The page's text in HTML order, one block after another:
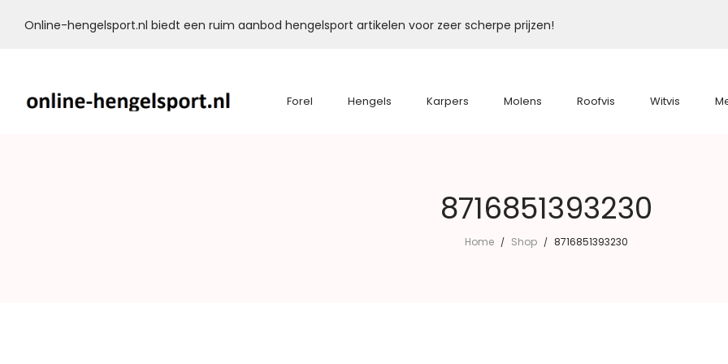
Online-hengelsport.nl biedt een ruim aanbod hengelsport artikelen voor zeer scherpe prijzen!
Forel Hengels Karpers Molens Roofvis Witvis
8716851393230
Home / Shop / 8716851393230